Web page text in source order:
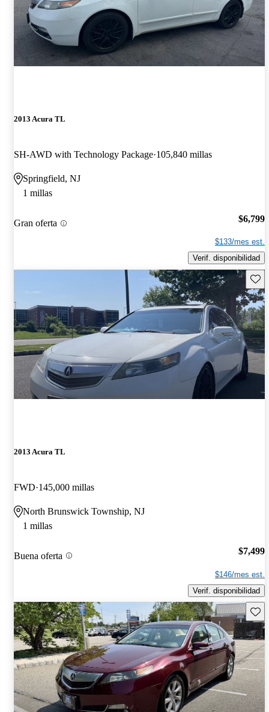
2013 Acura TL
SH-AWD with Technology Package 105,840 millas
Springfield, NJ
1 millas
Gran oferta $6,799
$133/mes est.
Verif. disponibilidad
2013 Acura TL
FWD 145,000 millas
North Brunswick Township, NJ
1 millas
Buena oferta $7,499
$146/mes est.
Verif. disponibilidad